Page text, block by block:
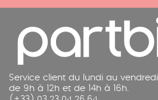
Service client du lundi au vendredi
de 9h à 12h et de 14h à 16h.